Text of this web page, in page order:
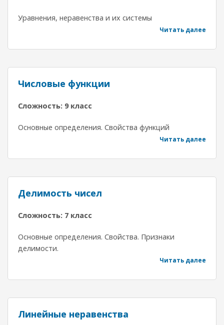
Уравнения, неравенства и их системы
Читать далее
Числовые функции
Сложность: 9 класс
Основные определения. Свойства функций
Читать далее
Делимость чисел
Сложность: 7 класс
Основные определения. Свойства. Признаки
делимости.
Читать далее
Линейные неравенства